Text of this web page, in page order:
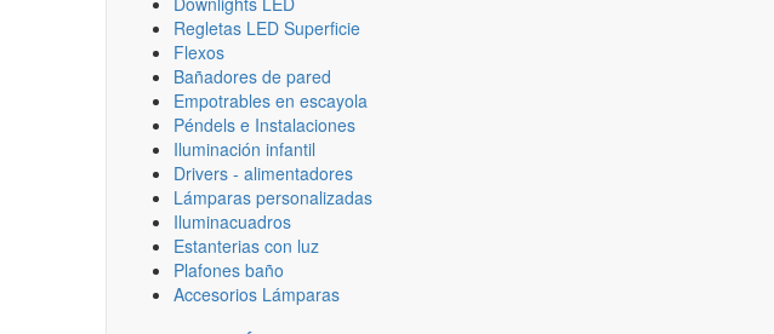
Regletas LED Superficie
Flexos
Bañadores de pared
Empotrables en escayola
Péndels e Instalaciones
Iluminación infantil
Drivers - alimentadores
Lámparas personalizadas
Iluminacuadros
Estanterias con luz
Plafones baño
Accesorios Lámparas